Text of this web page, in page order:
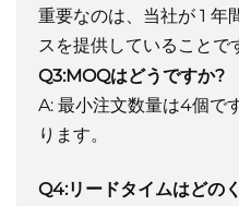
重要なのは、当社が 1 年
スを提供していることで
Q3:MOQはどうですか?
A: 最小注文数量は4個で
ります。
Q4:リードタイムはどの